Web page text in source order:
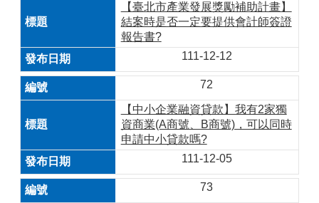
【臺北市產業發展獎勵補助計畫】
結案時是否一定要提供會計師簽證
報告書?
111-12-12
72
【中小企業融資貸款】我有2家獨
資商業(A商號、B商號)，可以同時
申請中小貸款嗎?
111-12-05
73